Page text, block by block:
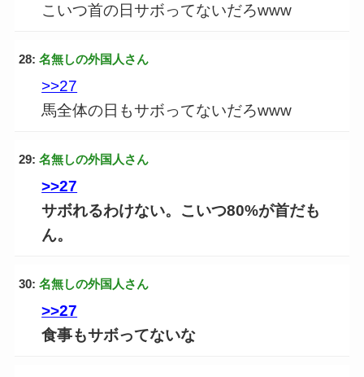
こいつ首の日サボってないだろwww
28: 名無しの外国人さん
>>27
馬全体の日もサボってないだろwww
29: 名無しの外国人さん
>>27
サボれるわけない。こいつ80%が首だも
ん。
30: 名無しの外国人さん
>>27
食事もサボってないな